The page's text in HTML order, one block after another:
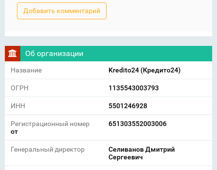
Об организации
Название Kredito24 (Кредито24)
ОГРН 1135543003793
ИНН 5501246928
Регистрационный номер
651303552003006
от
Генеральный директор
Селиванов Дмитрий
Сергеевич